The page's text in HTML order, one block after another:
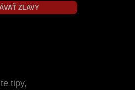
ZĽAVY
tipy,